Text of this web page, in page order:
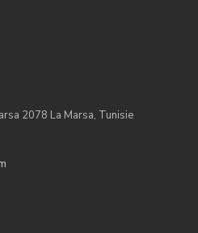
2078 La Marsa, Tunisie